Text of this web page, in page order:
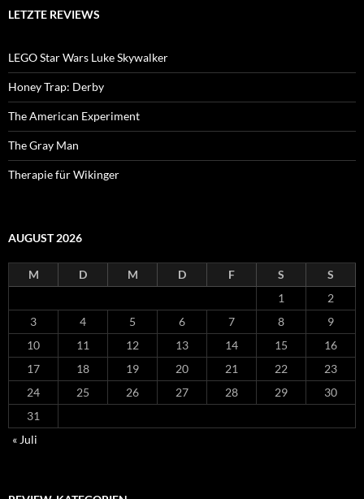
LETZTE REVIEWS
LEGO Star Wars Luke Skywalker
Honey Trap: Derby
The American Experiment
The Gray Man
Therapie für Wikinger
AUGUST 2026
M D M D F S
S
1
2
3
4 5 6 7 8
9
10
11 12 13 14 15
16
17
18 19 20 21 22
23
24
25 26 27 28 29
30
31
« Juli